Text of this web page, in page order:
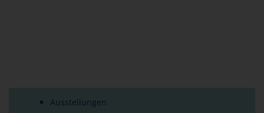
Ausstellungen